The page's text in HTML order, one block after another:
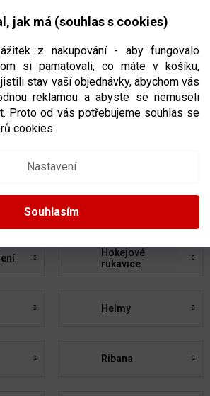
jak má (souhlas s cookies)
z nakupování - aby fungovalo
si pamatovali, co máte v košíku,
stav vaší objednávky, abychom vás
reklamou a abyste se nemuseli
Proto od vás potřebujeme souhlas se
cookies.
Nastavení
Souhlasím
NÁKUPNÍ
, STRANA 5
Hokejové
rukavice
Helmy
Ribana